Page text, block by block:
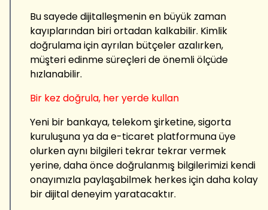
Bu sayede dijitalleşmenin en büyük zaman
kayıplarından biri ortadan kalkabilir. Kimlik
doğrulama için ayrılan bütçeler azalırken,
müşteri edinme süreçleri de önemli ölçüde
hızlanabilir.
Bir kez doğrula, her yerde kullan
Yeni bir bankaya, telekom şirketine, sigorta
kuruluşuna ya da e-ticaret platformuna üye
olurken aynı bilgileri tekrar tekrar vermek
yerine, daha önce doğrulanmış bilgilerimizi kendi
onayımızla paylaşabilmek herkes için daha kolay
bir dijital deneyim yaratacaktır.